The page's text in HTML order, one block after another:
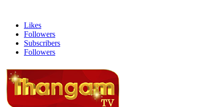
Likes
Followers
Subscribers
Followers